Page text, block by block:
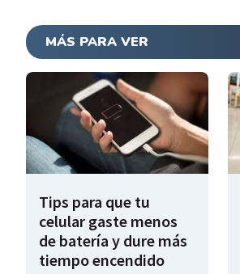
MÁS PARA VER
Tips para que tu
celular gaste menos
de batería y dure más
tiempo encendido